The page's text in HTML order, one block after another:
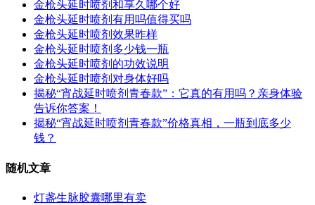
金枪头延时喷剂和享久哪个好
金枪头延时喷剂有用吗值得买吗
金枪头延时喷剂效果昨样
金枪头延时喷剂多少钱一瓶
金枪头延时喷剂的功效说明
金枪头延时喷剂对身体好吗
揭秘“宵战延时喷剂青春款”：它真的有用吗？亲身体验
告诉你答案！
揭秘“宵战延时喷剂青春款”价格真相，一瓶到底多少
钱？
随机文章
灯盏生脉胶囊哪里有卖